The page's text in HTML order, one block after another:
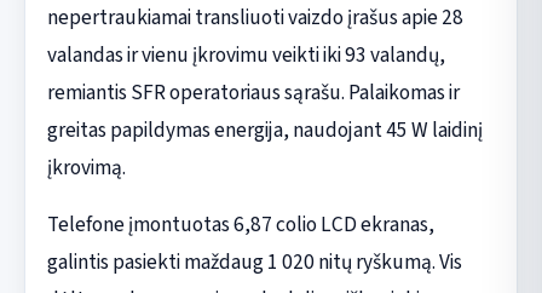
nepertraukiamai transliuoti vaizdo įrašus apie 28
valandas ir vienu įkrovimu veikti iki 93 valandų,
remiantis SFR operatoriaus sąrašu. Palaikomas ir
greitas papildymas energija, naudojant 45 W laidinį
įkrovimą.
Telefone įmontuotas 6,87 colio LCD ekranas,
galintis pasiekti maždaug 1 020 nitų ryškumą. Vis